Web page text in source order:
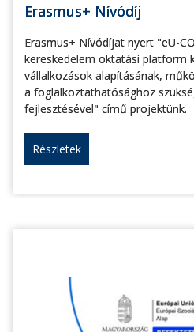
Erasmus+ Nívódíj
Erasmus+ Nívódíjat nyert "eU-
kereskedelem oktatási platform
vállalkozások alapításának,
a foglalkoztathatósághoz
fejlesztésével" című projektünk.
Részletek